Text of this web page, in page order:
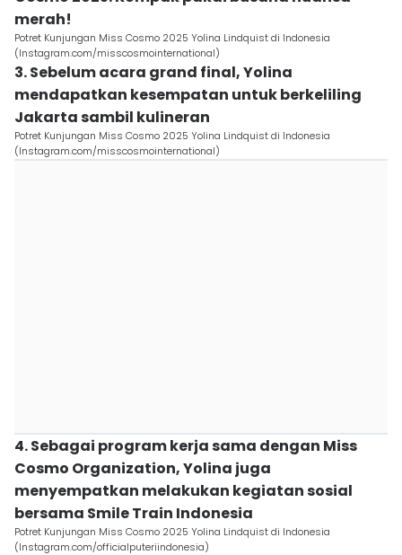
merah!
Potret Kunjungan Miss Cosmo 2025 Yolina Lindquist di Indonesia
(Instagram.com/misscosmointernational)
3. Sebelum acara grand final, Yolina
mendapatkan kesempatan untuk berkeliling
Jakarta sambil kulineran
Potret Kunjungan Miss Cosmo 2025 Yolina Lindquist di Indonesia
(Instagram.com/misscosmointernational)
4. Sebagai program kerja sama dengan Miss
Cosmo Organization, Yolina juga
menyempatkan melakukan kegiatan sosial
bersama Smile Train Indonesia
Potret Kunjungan Miss Cosmo 2025 Yolina Lindquist di Indonesia
(Instagram.com/officialputeriindonesia)